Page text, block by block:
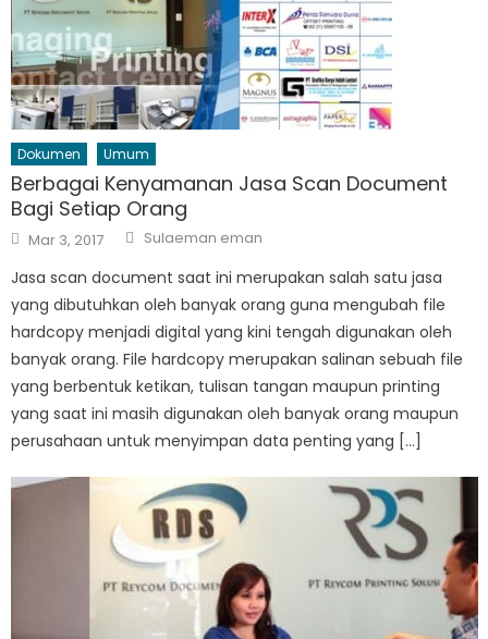
Dokumen Umum
Berbagai Kenyamanan Jasa Scan Document
Bagi Setiap Orang
Posted
on
Mar 3, 2017 Author
Sulaeman eman
Jasa scan document saat ini merupakan salah satu jasa
yang dibutuhkan oleh banyak orang guna mengubah file
hardcopy menjadi digital yang kini tengah digunakan oleh
banyak orang. File hardcopy merupakan salinan sebuah file
yang berbentuk ketikan, tulisan tangan maupun printing
yang saat ini masih digunakan oleh banyak orang maupun
perusahaan untuk menyimpan data penting yang […]